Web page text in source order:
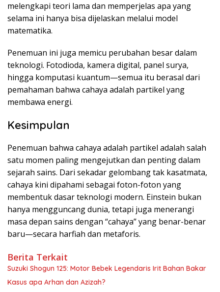
melengkapi teori lama dan memperjelas apa yang
selama ini hanya bisa dijelaskan melalui model
matematika.
Penemuan ini juga memicu perubahan besar dalam
teknologi. Fotodioda, kamera digital, panel surya,
hingga komputasi kuantum—semua itu berasal dari
pemahaman bahwa cahaya adalah partikel yang
membawa energi.
Kesimpulan
Penemuan bahwa cahaya adalah partikel adalah salah
satu momen paling mengejutkan dan penting dalam
sejarah sains. Dari sekadar gelombang tak kasatmata,
cahaya kini dipahami sebagai foton-foton yang
membentuk dasar teknologi modern. Einstein bukan
hanya mengguncang dunia, tetapi juga menerangi
masa depan sains dengan “cahaya” yang benar-benar
baru—secara harfiah dan metaforis.
Berita Terkait
Suzuki Shogun 125: Motor Bebek Legendaris Irit Bahan Bakar
Kasus apa Arhan dan Azizah?